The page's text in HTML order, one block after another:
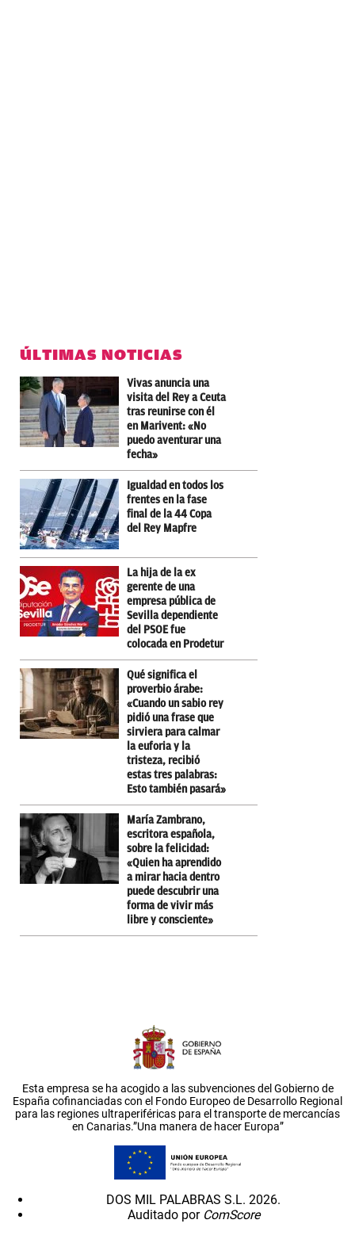
ÚLTIMAS NOTICIAS
Vivas anuncia una
visita del Rey a Ceuta
tras reunirse con él
en Marivent: «No
puedo aventurar una
fecha»
Igualdad en todos los
frentes en la fase
final de la 44 Copa
del Rey Mapfre
La hija de la ex
gerente de una
empresa pública de
Sevilla dependiente
del PSOE fue
colocada en Prodetur
Qué significa el
proverbio árabe:
«Cuando un sabio rey
pidió una frase que
sirviera para calmar
la euforia y la
tristeza, recibió
estas tres palabras:
Esto también pasará»
María Zambrano,
escritora española,
sobre la felicidad:
«Quien ha aprendido
a mirar hacia dentro
puede descubrir una
forma de vivir más
libre y consciente»
Esta empresa se ha acogido a las subvenciones del Gobierno de
España cofinanciadas con el Fondo Europeo de Desarrollo Regional
para las regiones ultraperiféricas para el transporte de mercancías
en Canarias.”Una manera de hacer Europa”
DOS MIL PALABRAS S.L. 2026.
Auditado por ComScore